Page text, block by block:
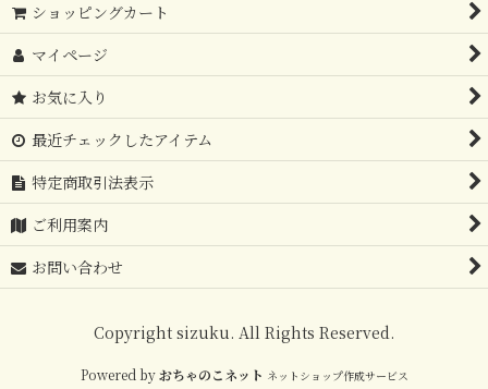
ショッピングカート
マイページ
お気に入り
最近チェックしたアイテム
特定商取引法表示
ご利用案内
お問い合わせ
Copyright sizuku. All Rights Reserved.
Powered byおちゃのこネット ネットショップ作成サービス